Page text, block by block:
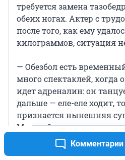
Комментарии
требуется замена
обеих ногах. Актер с
после того, как ему
килограммов, ситуация
— Обезбол есть
много спектаклей, когда
идет адреналин: он
дальше — еле-еле ходит,
признается нынешняя
Мария Сергеенкова.